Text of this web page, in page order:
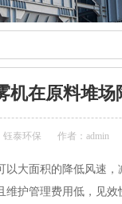
机在原料堆
钰泰环保 作者：admin
大面积的降低风速，
护管理费用低，见